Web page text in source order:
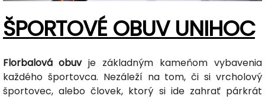
ŠPORTOVÉ OBUV UNIHOC
Florbalová obuvje základným kameňom vybavenia
každého športovca. Nezáleží na tom, či si vrcholový
športovec, alebo človek, ktorý si ide zahrať párkrát